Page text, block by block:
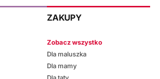
ZAKUPY
Zobacz wszystko
Dla maluszka
Dla mamy
Dla taty